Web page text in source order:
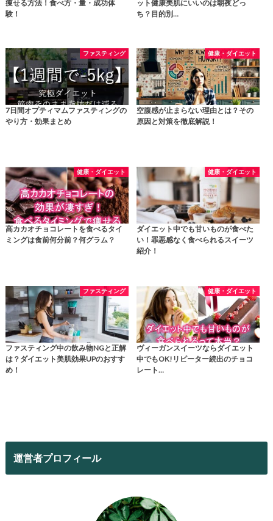
痩せる方法！食べ方・量・成功体
験！
ット健康美肌にいいのは朝夜どっ
ち？目的別…
ファスティング
7日間オプティマムファスティングの
やり方・効果まとめ
健康・ダイエット
空腹感が止まらない理由とは？その
原因と対策を徹底解説！
健康・ダイエット
高カカオチョコレートを食べるタイ
ミングは食前何分前？何グラム？
健康・ダイエット
ダイエット中でも甘いものが食べた
い！罪悪感なく食べられるスイーツ
紹介！
ファスティング
ファスティング中の飲み物NGと正解
は？ダイエット美肌効果UPのおすす
め！
健康・ダイエット
ヴィーガンスイーツならダイエット
中でもOK!リピーター続出のチョコ
レート…
運営者プロフィール